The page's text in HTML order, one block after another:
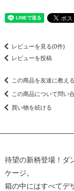
レビューを見る(0件)
レビューを投稿
この商品を友達に教える
この商品について問い
買い物を続ける
待望の新柄登場！ダ
ケージ。
箱の中にはすべてデ